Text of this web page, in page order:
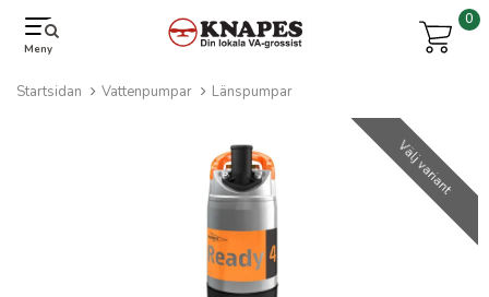
Meny
0
Startsidan Vattenpumpar Länspumpar
Välj variant